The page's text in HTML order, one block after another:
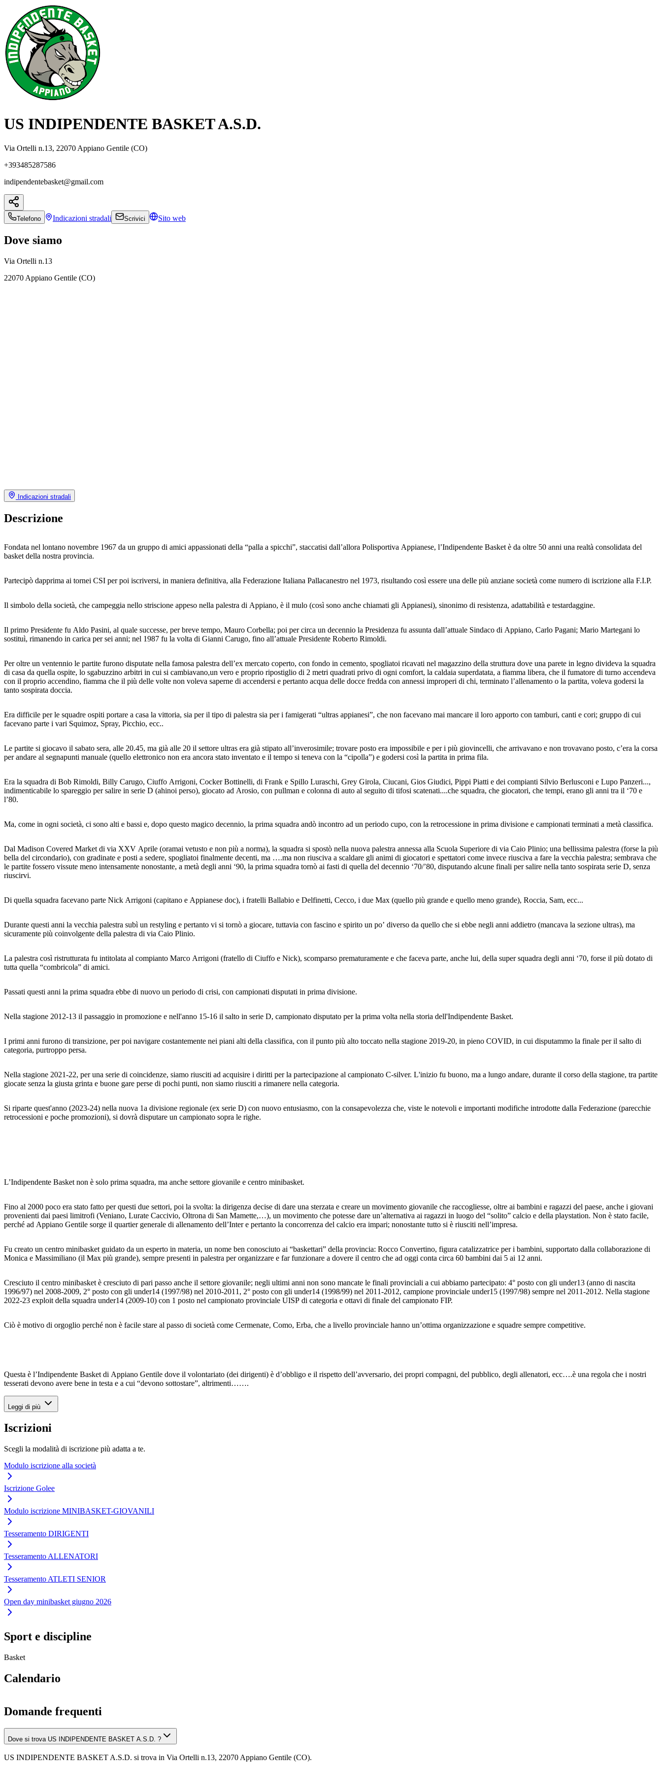
US INDIPENDENTE BASKET A.S.D.
Via Ortelli n.13, 22070 Appiano Gentile (CO)
+393485287586
indipendentebasket@gmail.com
Telefono Indicazioni stradali Scrivici Sito web
Dove siamo
Via Ortelli n.13
22070 Appiano Gentile (CO)
Indicazioni stradali
Descrizione
Fondata nel lontano novembre 1967 da un gruppo di amici appassionati della “palla a spicchi”, staccatisi dall’allora Polisportiva Appianese, l’Indipendente Basket è da oltre 50 anni una realtà consolidata del
basket della nostra provincia.
Partecipò dapprima ai tornei CSI per poi iscriversi, in maniera definitiva, alla Federazione Italiana Pallacanestro nel 1973, risultando così essere una delle più anziane società come numero di iscrizione alla F.I.P.
Il simbolo della società, che campeggia nello striscione appeso nella palestra di Appiano, è il mulo (così sono anche chiamati gli Appianesi), sinonimo di resistenza, adattabilità e testardaggine.
Il primo Presidente fu Aldo Pasini, al quale successe, per breve tempo, Mauro Corbella; poi per circa un decennio la Presidenza fu assunta dall’attuale Sindaco di Appiano, Carlo Pagani; Mario Martegani lo
sostituì, rimanendo in carica per sei anni; nel 1987 fu la volta di Gianni Carugo, fino all’attuale Presidente Roberto Rimoldi.
Per oltre un ventennio le partite furono disputate nella famosa palestra dell’ex mercato coperto, con fondo in cemento, spogliatoi ricavati nel magazzino della struttura dove una parete in legno divideva la squadra
di casa da quella ospite, lo sgabuzzino arbitri in cui si cambiavano,un vero e proprio ripostiglio di 2 metri quadrati privo di ogni comfort, la caldaia superdatata, a fiamma libera, che il fumatore di turno accendeva
con il proprio accendino, fiamma che il più delle volte non voleva saperne di accendersi e pertanto acqua delle docce fredda con annessi improperi di chi, terminato l’allenamento o la partita, voleva godersi la
tanto sospirata doccia.
Era difficile per le squadre ospiti portare a casa la vittoria, sia per il tipo di palestra sia per i famigerati “ultras appianesi”, che non facevano mai mancare il loro apporto con tamburi, canti e cori; gruppo di cui
facevano parte i vari Squimoz, Spray, Picchio, ecc..
Le partite si giocavo il sabato sera, alle 20.45, ma già alle 20 il settore ultras era già stipato all’inverosimile; trovare posto era impossibile e per i più giovincelli, che arrivavano e non trovavano posto, c’era la corsa
per andare al segnapunti manuale (quello elettronico non era ancora stato inventato e il tempo si teneva con la “cipolla”) e godersi così la partita in prima fila.
Era la squadra di Bob Rimoldi, Billy Carugo, Ciuffo Arrigoni, Cocker Bottinelli, di Frank e Spillo Luraschi, Grey Girola, Ciucani, Gios Giudici, Pippi Piatti e dei compianti Silvio Berlusconi e Lupo Panzeri...,
indimenticabile lo spareggio per salire in serie D (ahinoi perso), giocato ad Arosio, con pullman e colonna di auto al seguito di tifosi scatenati....che squadra, che giocatori, che tempi, erano gli anni tra il ‘70 e
l’80.
Ma, come in ogni società, ci sono alti e bassi e, dopo questo magico decennio, la prima squadra andò incontro ad un periodo cupo, con la retrocessione in prima divisione e campionati terminati a metà classifica.
Dal Madison Covered Market di via XXV Aprile (oramai vetusto e non più a norma), la squadra si spostò nella nuova palestra annessa alla Scuola Superiore di via Caio Plinio; una bellissima palestra (forse la più
bella del circondario), con gradinate e posti a sedere, spogliatoi finalmente decenti, ma ….ma non riusciva a scaldare gli animi di giocatori e spettatori come invece riusciva a fare la vecchia palestra; sembrava che
le partite fossero vissute meno intensamente nonostante, a metà degli anni ‘90, la prima squadra tornò ai fasti di quella del decennio ‘70/’80, disputando alcune finali per salire nella tanto sospirata serie D, senza
riuscirvi.
Di quella squadra facevano parte Nick Arrigoni (capitano e Appianese doc), i fratelli Ballabio e Delfinetti, Cecco, i due Max (quello più grande e quello meno grande), Roccia, Sam, ecc...
Durante questi anni la vecchia palestra subì un restyling e pertanto vi si tornò a giocare, tuttavia con fascino e spirito un po’ diverso da quello che si ebbe negli anni addietro (mancava la sezione ultras), ma
sicuramente più coinvolgente della palestra di via Caio Plinio.
La palestra così ristrutturata fu intitolata al compianto Marco Arrigoni (fratello di Ciuffo e Nick), scomparso prematuramente e che faceva parte, anche lui, della super squadra degli anni ‘70, forse il più dotato di
tutta quella “combricola” di amici.
Passati questi anni la prima squadra ebbe di nuovo un periodo di crisi, con campionati disputati in prima divisione.
Nella stagione 2012-13 il passaggio in promozione e nell'anno 15-16 il salto in serie D, campionato disputato per la prima volta nella storia dell'Indipendente Basket.
I primi anni furono di transizione, per poi navigare costantemente nei piani alti della classifica, con il punto più alto toccato nella stagione 2019-20, in pieno COVID, in cui disputammo la finale per il salto di
categoria, purtroppo persa.
Nella stagione 2021-22, per una serie di coincidenze, siamo riusciti ad acquisire i diritti per la partecipazione al campionato C-silver. L'inizio fu buono, ma a lungo andare, durante il corso della stagione, tra partite
giocate senza la giusta grinta e buone gare perse di pochi punti, non siamo riusciti a rimanere nella categoria.
Si riparte quest'anno (2023-24) nella nuova 1a divisione regionale (ex serie D) con nuovo entusiasmo, con la consapevolezza che, viste le notevoli e importanti modifiche introdotte dalla Federazione (parecchie
retrocessioni e poche promozioni), si dovrà disputare un campionato sopra le righe.
L’Indipendente Basket non è solo prima squadra, ma anche settore giovanile e centro minibasket.
Fino al 2000 poco era stato fatto per questi due settori, poi la svolta: la dirigenza decise di dare una sterzata e creare un movimento giovanile che raccogliesse, oltre ai bambini e ragazzi del paese, anche i giovani
provenienti dai paesi limitrofi (Veniano, Lurate Caccivio, Oltrona di San Mamette,…), un movimento che potesse dare un’alternativa ai ragazzi in luogo del “solito” calcio e della playstation. Non è stato facile,
perché ad Appiano Gentile sorge il quartier generale di allenamento dell’Inter e pertanto la concorrenza del calcio era impari; nonostante tutto si è riusciti nell’impresa.
Fu creato un centro minibasket guidato da un esperto in materia, un nome ben conosciuto ai “baskettari” della provincia: Rocco Convertino, figura catalizzatrice per i bambini, supportato dalla collaborazione di
Monica e Massimiliano (il Max più grande), sempre presenti in palestra per organizzare e far funzionare a dovere il centro che ad oggi conta circa 60 bambini dai 5 ai 12 anni.
Cresciuto il centro minibasket è cresciuto di pari passo anche il settore giovanile; negli ultimi anni non sono mancate le finali provinciali a cui abbiamo partecipato: 4° posto con gli under13 (anno di nascita
1996/97) nel 2008-2009, 2° posto con gli under14 (1997/98) nel 2010-2011, 2° posto con gli under14 (1998/99) nel 2011-2012, campione provinciale under15 (1997/98) sempre nel 2011-2012. Nella stagione
2022-23 exploit della squadra under14 (2009-10) con 1 posto nel campionato provinciale UISP di categoria e ottavi di finale del campionato FIP.
Ciò è motivo di orgoglio perché non è facile stare al passo di società come Cermenate, Como, Erba, che a livello provinciale hanno un’ottima organizzazione e squadre sempre competitive.
Questa è l’Indipendente Basket di Appiano Gentile dove il volontariato (dei dirigenti) è d’obbligo e il rispetto dell’avversario, dei propri compagni, del pubblico, degli allenatori, ecc….è una regola che i nostri
tesserati devono avere bene in testa e a cui “devono sottostare”, altrimenti…….
Leggi di più
Iscrizioni
Scegli la modalità di iscrizione più adatta a te.
Modulo iscrizione alla società
Iscrizione Golee
Modulo iscrizione MINIBASKET-GIOVANILI
Tesseramento DIRIGENTI
Tesseramento ALLENATORI
Tesseramento ATLETI SENIOR
Open day minibasket giugno 2026
Sport e discipline
Basket
Calendario
Domande frequenti
Dove si trova US INDIPENDENTE BASKET A.S.D. ?
US INDIPENDENTE BASKET A.S.D. si trova in Via Ortelli n.13, 22070 Appiano Gentile (CO).